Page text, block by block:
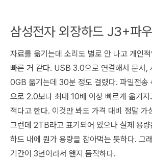
삼성전자 외장하드 J3+파
자료를 옮기는데 소리도 별로 안 나고 개인
빠른 거 같다. USB 3.0으로 연결해서 문서,
0GB 옮기는데 30분 정도 걸렸다. 파일전
으로 2.0보다 최대 10배 이상 빠르게 옮겨지
적다고 한다. 이것만 봐도 가격 대비 정말 가
그런데 2TB라고 표기되어 있으나 실제 용량
하드 내에 뭔가 용량을 잡아먹는 듯하다. 그
기간이 3년이라서 왠지 듬직하다.